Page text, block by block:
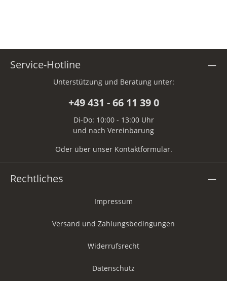
Service-Hotline
Unterstützung und Beratung unter:
+49 431 - 66 11 39 0
Di-Do: 10:00 - 13:00 Uhr
und nach Vereinbarung
Oder über unser Kontaktformular.
Rechtliches
Impressum
Versand und Zahlungsbedingungen
Widerrufsrecht
Datenschutz